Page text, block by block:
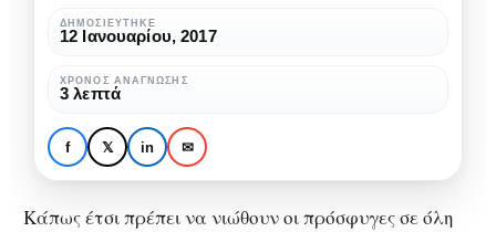
ΚΟΙΝΩΝΊΑ ΠΟΛΙΤΙΣΜΌΣ
Παγιδευμένοι ανάμεσα
σε δύο κόσμους και δύο
εποχές
δύο
κόσμους
δύο
εποχές
ΔΗΜΟΣΙΕΎΤΗΚΕ
12 Ιανουαρίου, 2017
ΧΡΌΝΟΣ ΑΝΆΓΝΩΣΗΣ
3 λεπτά
f 𝕏 in ✉
Κάπως έτσι πρέπει να νιώθουν οι πρόσφυγες σε όλη